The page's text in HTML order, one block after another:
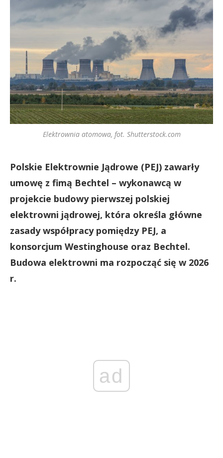
Elektrownia atomowa, fot. Shutterstock.com
Polskie Elektrownie Jądrowe (PEJ) zawarły
umowę z fimą Bechtel – wykonawcą w
projekcie budowy pierwszej polskiej
elektrowni jądrowej, która określa główne
zasady współpracy pomiędzy PEJ, a
konsorcjum Westinghouse oraz Bechtel.
Budowa elektrowni ma rozpocząć się w 2026
r.
ad